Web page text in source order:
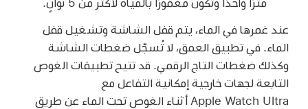
مترًا واحدًا وتكون مغمورًا بالمياه لأكثر من 5 ثوانٍ.
عند غمرها في الماء، يتم قفل الشاشة وتشغيل قفل
الماء. في تطبيق العمق، لا تُسجّل ضغطات الشاشة
وكذلك ضغطات التاج الرقمي. قد تتيح تطبيقات الغوص
التابعة لجهات خارجية إمكانية التفاعل مع
Apple Watch Ultra أثناء الغوص تحت الماء عن طريق